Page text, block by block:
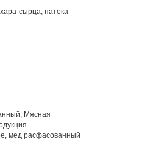
сырца, патока
Мясная
мед расфасованный